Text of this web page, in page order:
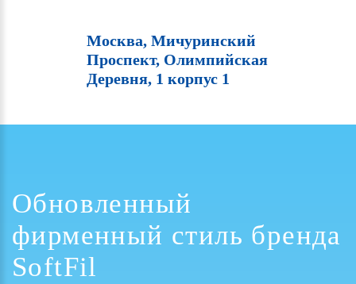
Москва, Мичуринский
Проспект, Олимпийская
Деревня, 1 корпус 1
Обновленный
фирменный стиль бренда
SoftFil